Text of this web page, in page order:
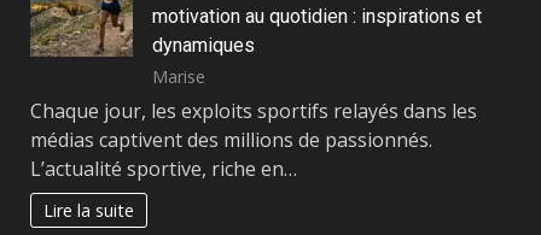
motivation au quotidien : inspirations et
dynamiques
Marise
Chaque jour, les exploits sportifs relayés dans les
médias captivent des millions de passionnés.
L’actualité sportive, riche en…
Lire la suite